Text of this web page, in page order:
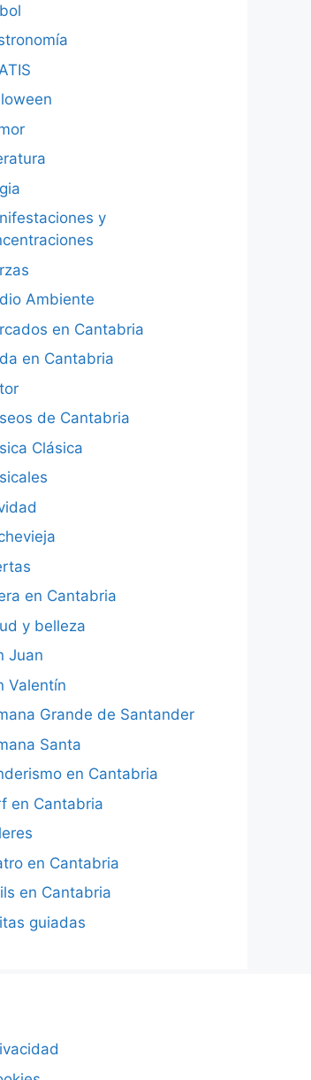
y
Ambiente
en Cantabria
en Cantabria
de Cantabria
Clásica
en Cantabria
y belleza
Juan
Valentín
Grande de Santander
Santa
en Cantabria
en Cantabria
en Cantabria
en Cantabria
guiadas